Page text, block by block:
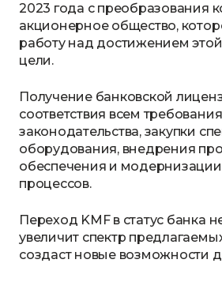
2023 года с преобразования
акционерное общество,
работу над достижением этой
цели.
Получение банковской
соответствия всем
законодательства, закупки
оборудования, внедрения
обеспечения и
процессов.
Переход KMF в статус банка
увеличит спектр
создаст новые возможности